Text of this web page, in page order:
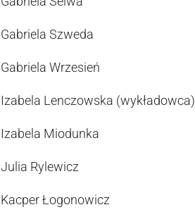
Gabriela Szweda
Gabriela Wrzesień
Izabela Lenczowska (wykładowca)
Izabela Miodunka
Julia Rylewicz
Kacper Łogonowicz